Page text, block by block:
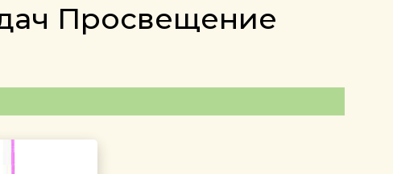
Просвещение